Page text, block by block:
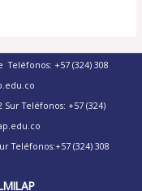
Teléfonos: +57 (324) 308
SurTeléfonos: +57 (324)
Teléfonos:+57 (324) 308